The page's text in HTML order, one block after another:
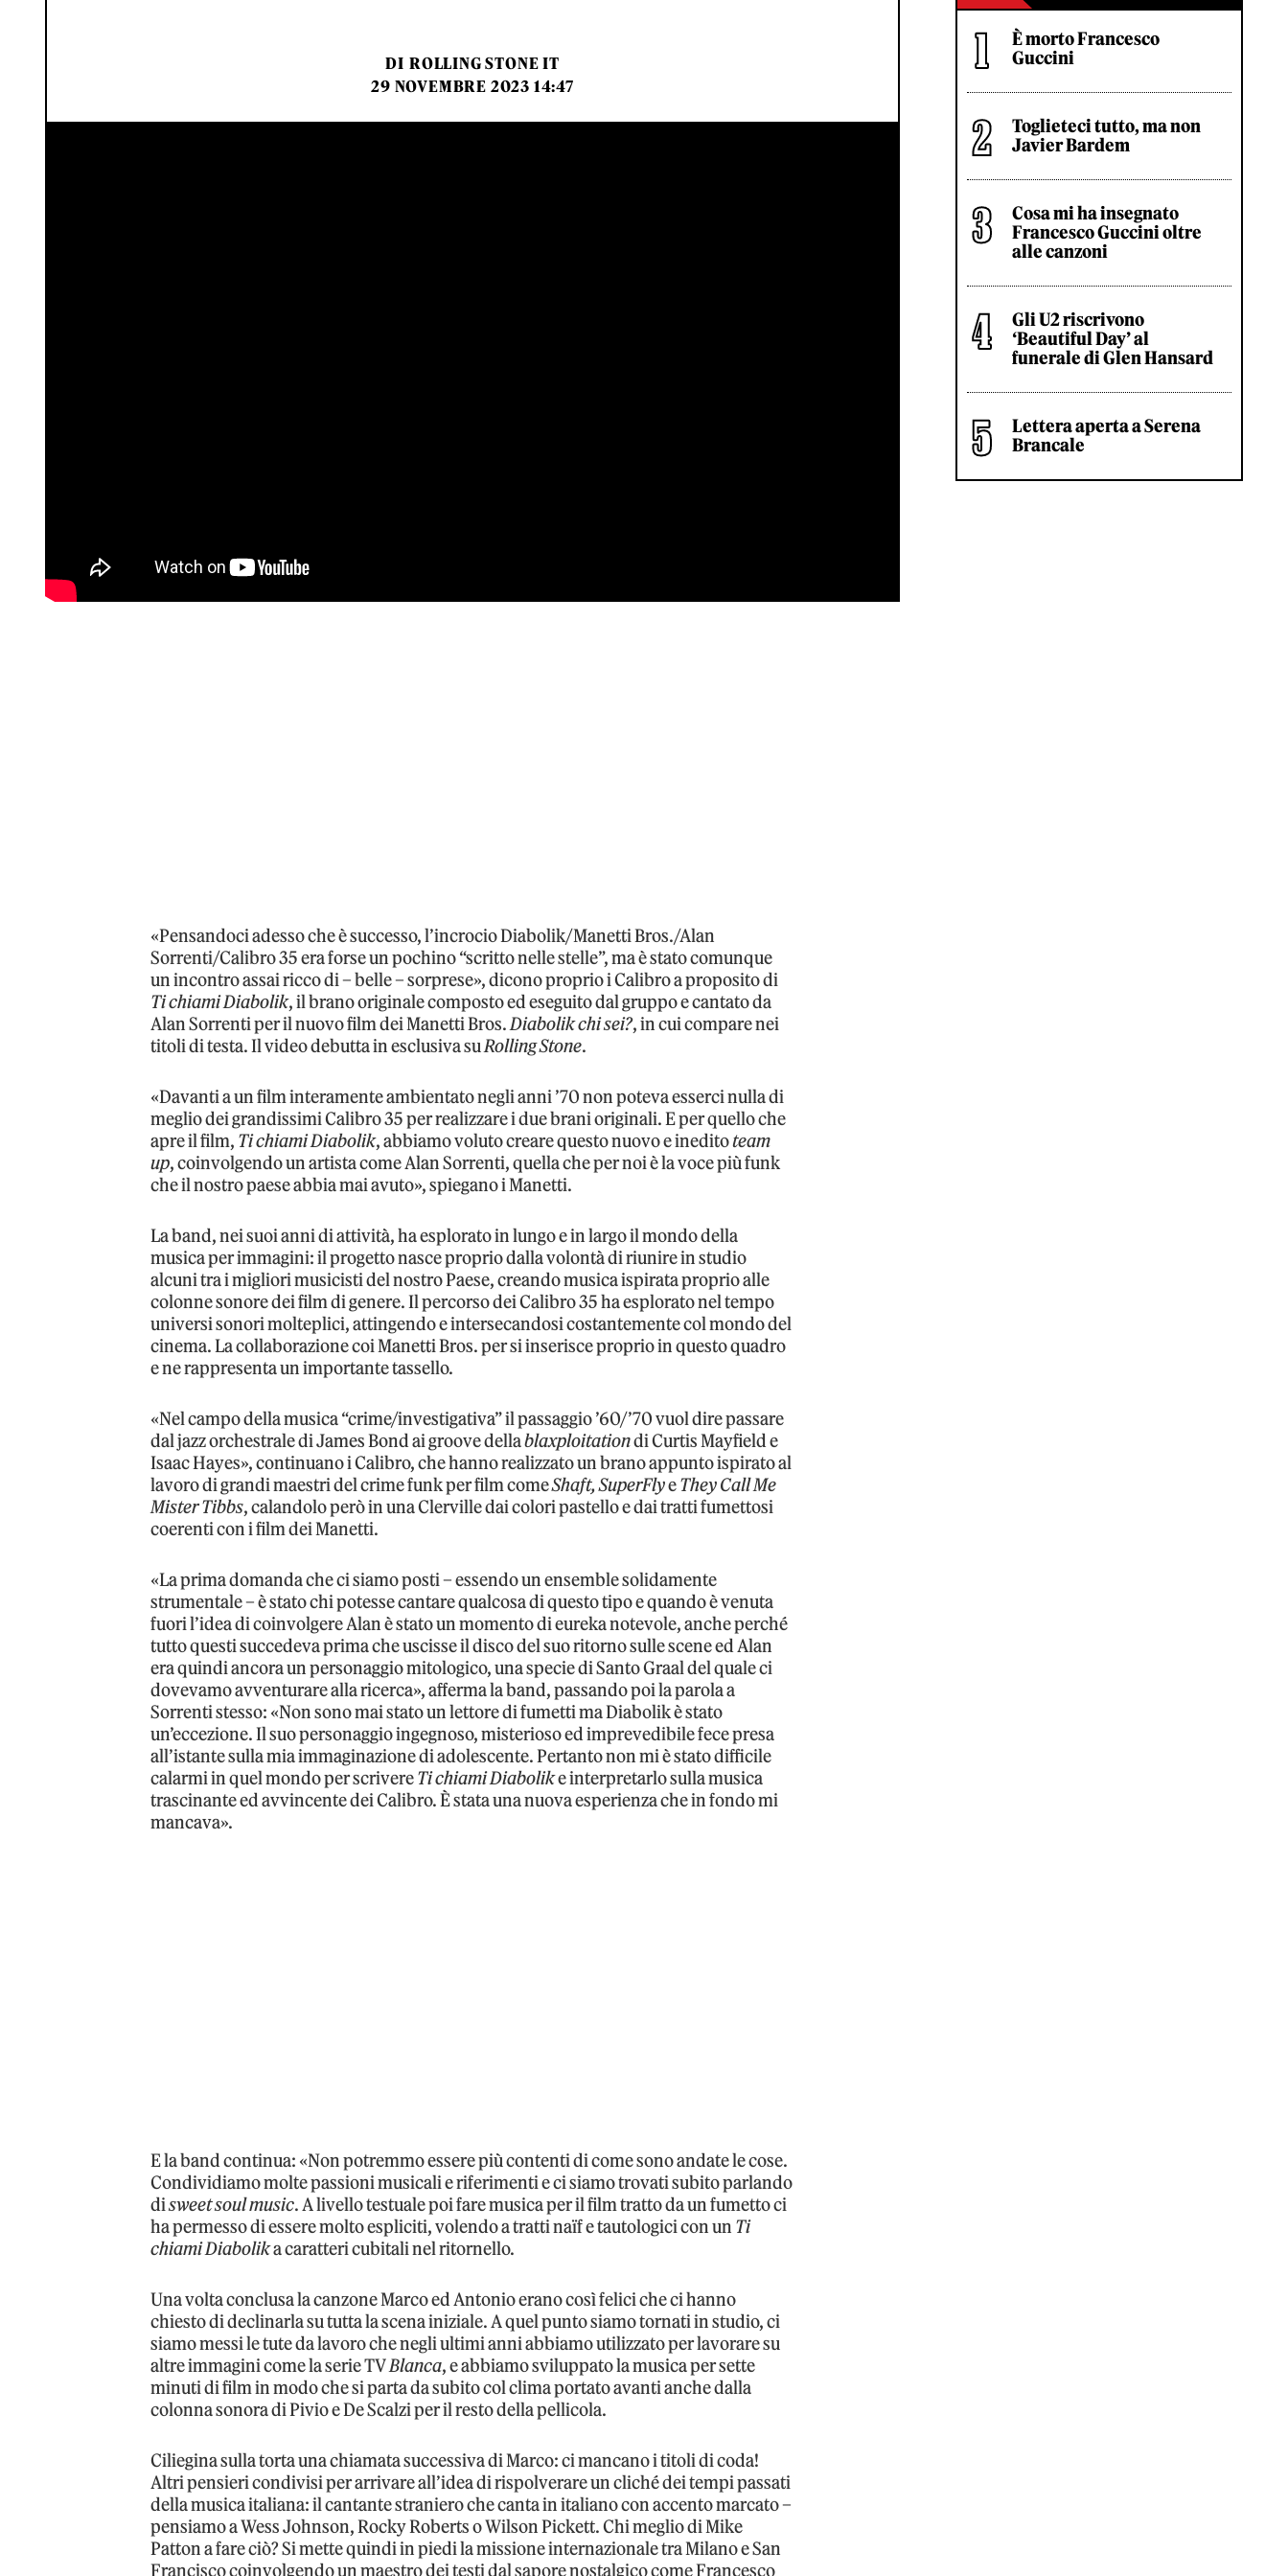
DI ROLLING STONE IT
29 NOVEMBRE 2023 14:47
«Pensandoci adesso che è successo, l’incrocio Diabolik/Manetti Bros./Alan
Sorrenti/Calibro 35 era forse un pochino “scritto nelle stelle”, ma è stato comunque
un incontro assai ricco di – belle – sorprese», dicono proprio i Calibro a proposito di
Ti chiami Diabolik, il brano originale composto ed eseguito dal gruppo e cantato da
Alan Sorrenti per il nuovo film dei Manetti Bros.Diabolik chi sei?, in cui compare nei
titoli di testa. Il video debutta in esclusiva suRolling Stone.
«Davanti a un film interamente ambientato negli anni ’70 non poteva esserci nulla di
meglio dei grandissimi Calibro 35 per realizzare i due brani originali. E per quello che
apre il film, Ti chiami Diabolik, abbiamo voluto creare questo nuovo e ineditoteam
up, coinvolgendo un artista come Alan Sorrenti, quella che per noi è la voce più funk
che il nostro paese abbia mai avuto», spiegano i Manetti.
La band, nei suoi anni di attività, ha esplorato in lungo e in largo il mondo della
musica per immagini: il progetto nasce proprio dalla volontà di riunire in studio
alcuni tra i migliori musicisti del nostro Paese, creando musica ispirata proprio alle
colonne sonore dei film di genere. Il percorso dei Calibro 35 ha esplorato nel tempo
universi sonori molteplici, attingendo e intersecandosi costantemente col mondo del
cinema. La collaborazione coi Manetti Bros. per si inserisce proprio in questo quadro
e ne rappresenta un importante tassello.
«Nel campo della musica “crime/investigativa” il passaggio ’60/’70 vuol dire passare
dal jazz orchestrale di James Bond ai groove dellablaxploitationdi Curtis Mayfield e
Isaac Hayes», continuano i Calibro, che hanno realizzato un brano appunto ispirato al
lavoro di grandi maestri del crime funk per film comeShaft, SuperFlyeThey Call Me
Mister Tibbs, calandolo però in una Clerville dai colori pastello e dai tratti fumettosi
coerenti con i film dei Manetti.
«La prima domanda che ci siamo posti – essendo un ensemble solidamente
strumentale – è stato chi potesse cantare qualcosa di questo tipo e quando è venuta
fuori l’idea di coinvolgere Alan è stato un momento di eureka notevole, anche perché
tutto questi succedeva prima che uscisse il disco del suo ritorno sulle scene ed Alan
era quindi ancora un personaggio mitologico, una specie di Santo Graal del quale ci
dovevamo avventurare alla ricerca», afferma la band, passando poi la parola a
Sorrenti stesso: «Non sono mai stato un lettore di fumetti ma Diabolik è stato
un’eccezione. Il suo personaggio ingegnoso, misterioso ed imprevedibile fece presa
all’istante sulla mia immaginazione di adolescente. Pertanto non mi è stato difficile
calarmi in quel mondo per scrivereTi chiami Diabolike interpretarlo sulla musica
trascinante ed avvincente dei Calibro. È stata una nuova esperienza che in fondo mi
mancava».
E la band continua: «Non potremmo essere più contenti di come sono andate le cose.
Condividiamo molte passioni musicali e riferimenti e ci siamo trovati subito parlando
disweet soul music. A livello testuale poi fare musica per il film tratto da un fumetto ci
ha permesso di essere molto espliciti, volendo a tratti naïf e tautologici con un Ti
chiami Diabolika caratteri cubitali nel ritornello.
Una volta conclusa la canzone Marco ed Antonio erano così felici che ci hanno
chiesto di declinarla su tutta la scena iniziale. A quel punto siamo tornati in studio, ci
siamo messi le tute da lavoro che negli ultimi anni abbiamo utilizzato per lavorare su
altre immagini come la serie TVBlanca, e abbiamo sviluppato la musica per sette
minuti di film in modo che si parta da subito col clima portato avanti anche dalla
colonna sonora di Pivio e De Scalzi per il resto della pellicola.
Ciliegina sulla torta una chiamata successiva di Marco: ci mancano i titoli di coda!
Altri pensieri condivisi per arrivare all’idea di rispolverare un cliché dei tempi passati
della musica italiana: il cantante straniero che canta in italiano con accento marcato –
pensiamo a Wess Johnson, Rocky Roberts o Wilson Pickett. Chi meglio di Mike
Patton a fare ciò? Si mette quindi in piedi la missione internazionale tra Milano e San
Francisco coinvolgendo un maestro dei testi dal sapore nostalgico come Francesco
È morto Francesco
Guccini
Toglieteci tutto, ma non
Javier Bardem
Cosa mi ha insegnato
Francesco Guccini oltre
alle canzoni
Gli U2 riscrivono
‘Beautiful Day’ al
funerale di Glen Hansard
Lettera aperta a Serena
Brancale